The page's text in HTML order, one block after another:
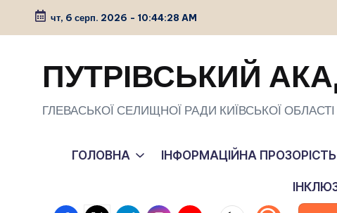
Перейти
чт, 6 серп. 2026 - 10:44:29 AM
ПУТРІВСЬКИЙ
ГЛЕВАСЬКОЇ СЕЛИЩНОЇ РАДИ КИЇВСЬКОЇ ОБЛАСТІ
ГОЛОВНА ІНФОРМАЦІЙНА ПРОЗОРІСТЬ